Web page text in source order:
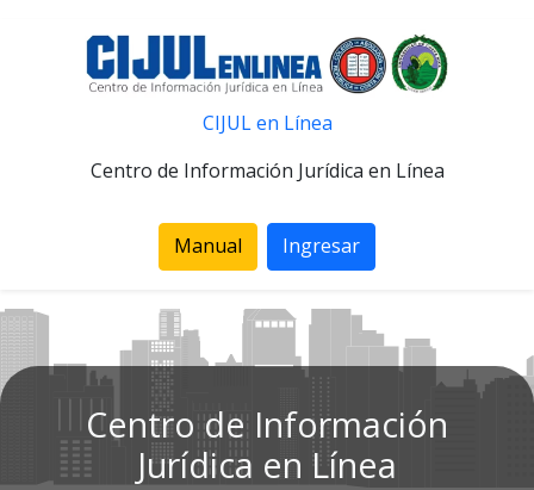
CIJUL en Línea
Centro de Información Jurídica en Línea
Manual Ingresar
Centro de Información
Jurídica en Línea